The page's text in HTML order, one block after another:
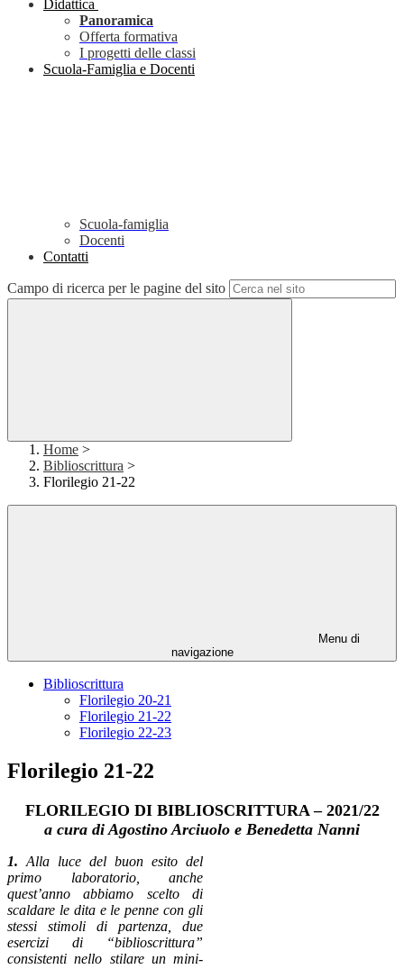
Didattica
Panoramica
Offerta formativa
I progetti delle classi
Scuola-Famiglia e Docenti
Scuola-famiglia
Docenti
Contatti
Campo di ricerca per le pagine del sito
Home >
Biblioscrittura >
Florilegio 21-22
Menu di
navigazione
Biblioscrittura
Florilegio 20-21
Florilegio 21-22
Florilegio 22-23
Florilegio 21-22
FLORILEGIO DI BIBLIOSCRITTURA – 2021/22
a cura di Agostino Arciuolo e Benedetta Nanni
1. Alla luce del buon esito del
primo laboratorio, anche
quest’anno abbiamo scelto di
scaldare le dita e le penne con gli
stessi stimoli di partenza, due
esercizi di “biblioscrittura”
consistenti nello stilare un mini-